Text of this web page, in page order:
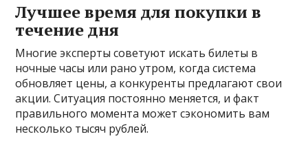
Лучшее время для покупки в
течение дня
Многие эксперты советуют искать билеты в
ночные часы или рано утром, когда система
обновляет цены, а конкуренты предлагают свои
акции. Ситуация постоянно меняется, и факт
правильного момента может сэкономить вам
несколько тысяч рублей.